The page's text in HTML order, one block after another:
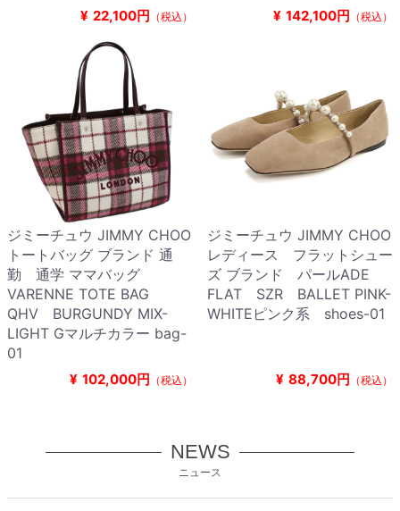
¥ 22,100円 （税込） ¥ 142,100円 （税込）
ジミーチュウ JIMMY CHOO
トートバッグ ブランド 通
勤 通学 ママバッグ
VARENNE TOTE BAG
QHV BURGUNDY MIX-
LIGHT Gマルチカラー bag-
01
¥ 102,000円 （税込）
ジミーチュウ JIMMY CHOO
レディース フラットシュー
ズ ブランド パールADE
FLAT SZR BALLET PINK-
WHITEピンク系 shoes-01
¥ 88,700円 （税込）
NEWS
ニュース